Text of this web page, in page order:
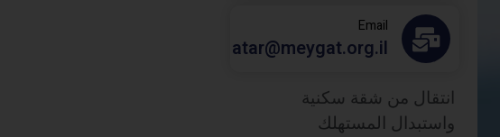
Email
atar@meygat.org.il
انتقال من شقة سكنية
واستبدال المستهلك